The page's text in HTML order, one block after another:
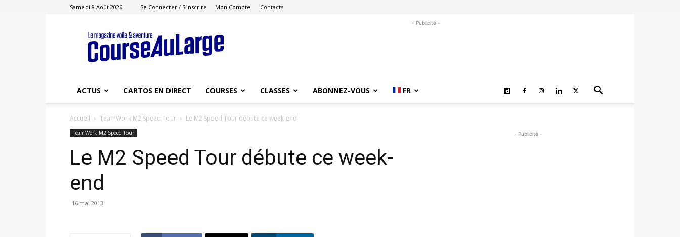
Samedi 8 Août 2026 Se Connecter / S'inscrire Mon Compte Contacts
Course
au
Large
- Publicité -
ACTUS CARTOS EN DIRECT COURSES CLASSES ABONNEZ-VOUS FR
Accueil TeamWork M2 Speed Tour Le M2 Speed Tour débute ce week-end
TeamWork M2 Speed Tour
Le M2 Speed Tour débute ce week-
end
16 mai 2013
- Publicité -